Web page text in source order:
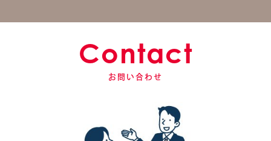
Contact
お問い合わせ